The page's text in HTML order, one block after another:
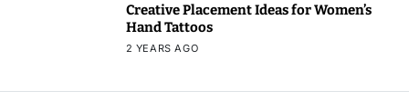
Creative Placement Ideas for Women’s
Hand Tattoos
2 YEARS AGO